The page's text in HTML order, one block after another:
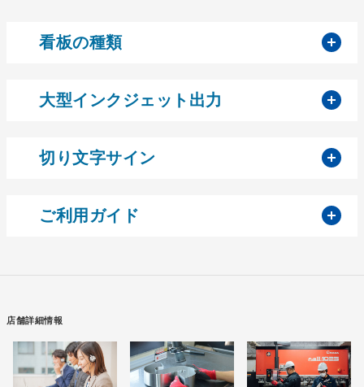
看板の種類
大型インクジェット出力
切り文字サイン
ご利用ガイド
店舗詳細情報